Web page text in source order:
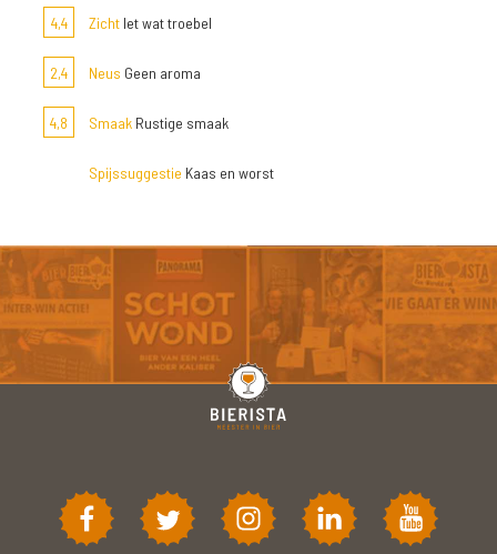
4,4
Zicht Iet wat troebel
2,4 Neus Geen aroma
4,8 Smaak Rustige smaak
Spijssuggestie Kaas en worst